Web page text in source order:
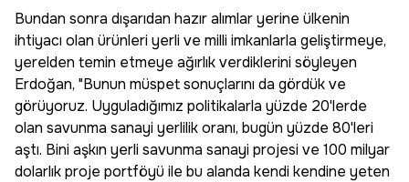
Bundan sonra dışarıdan hazır alımlar yerine ülkenin
ihtiyacı olan ürünleri yerli ve milli imkanlarla geliştirmeye,
yerelden temin etmeye ağırlık verdiklerini söyleyen
Erdoğan, "Bunun müspet sonuçlarını da gördük ve
görüyoruz. Uyguladığımız politikalarla yüzde 20'lerde
olan savunma sanayi yerlilik oranı, bugün yüzde 80'leri
aştı. Bini aşkın yerli savunma sanayi projesi ve 100 milyar
dolarlık proje portföyü ile bu alanda kendi kendine yeten